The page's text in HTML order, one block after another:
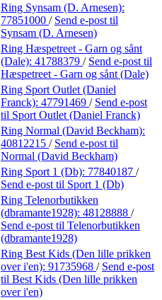
Ring Synsam (D. Arnesen):
77851000 / Send e-post til
Synsam (D. Arnesen)
Ring Hæspetreet - Garn og sånt
(Dale): 41788379 / Send e-post til
Hæspetreet - Garn og sånt (Dale)
Ring Sport Outlet (Daniel
Franck): 47791469 / Send e-post
til Sport Outlet (Daniel Franck)
Ring Normal (David Beckham):
40812215 / Send e-post til
Normal (David Beckham)
Ring Sport 1 (Db): 77840187 /
Send e-post til Sport 1 (Db)
Ring Telenorbutikken
(dbramante1928): 48128888 /
Send e-post til Telenorbutikken
(dbramante1928)
Ring Best Kids (Den lille prikken
over i'en): 91735968 / Send e-post
til Best Kids (Den lille prikken
over i'en)